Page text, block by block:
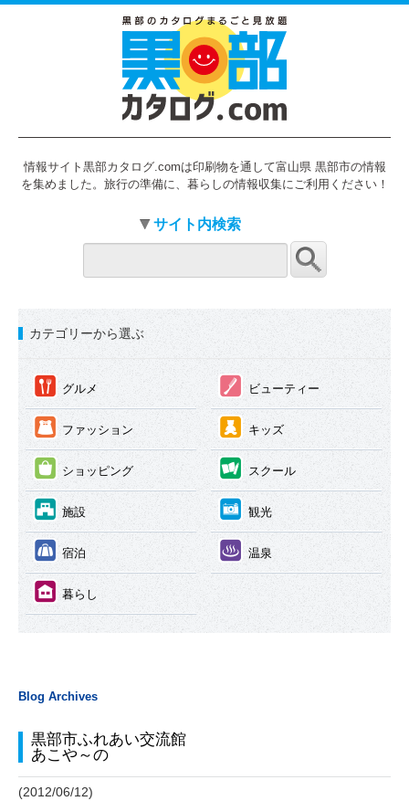
情報サイト黒部カタログ.comは印刷物を通して富山県 黒部市の情報
を集めました。旅行の準備に、暮らしの情報収集にご利用ください！
サイト内検索
カテゴリーから選ぶ
① グルメ ② ビューティー
③ ファッション ④ キッズ
⑤ ショッピング ⑥ スクール
⑦ 施設 ⑧ 観光
⑨ 宿泊 ⑩ 温泉
⑪ 暮らし
Blog Archives
黒部市ふれあい交流館
あこや～の
(2012/06/12)